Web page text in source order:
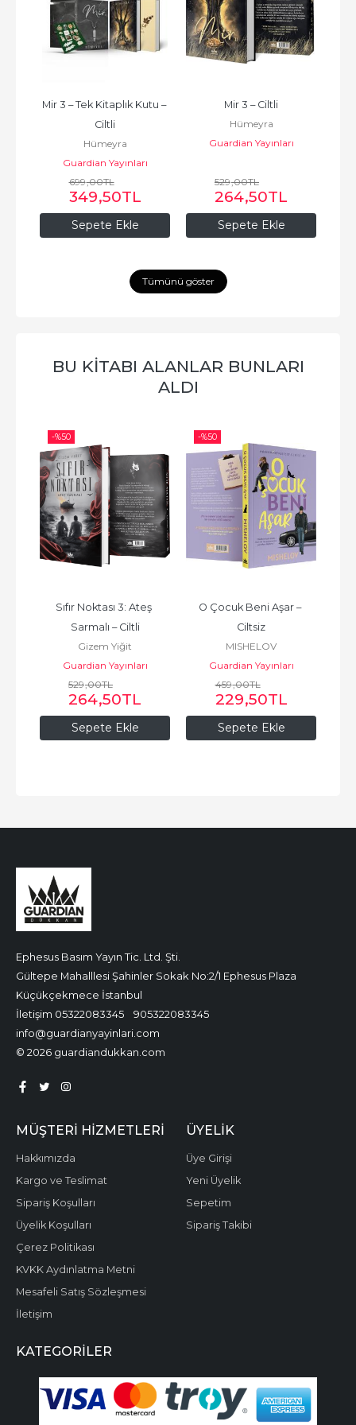
Sepete Ekle
Mir 3 – Tek Kitaplık Kutu –
Ciltli
Hümeyra
Guardian Yayınları
699,00TL
349,50TL
Sepete Ekle
Mir 3 – Ciltli
Hümeyra
Guardian Yayınları
529,00TL
264,50TL
Tümünü göster
BU KITABI ALANLAR BUNLARI
ALDI
-%50
Sepete Ekle
Sıfır Noktası 3: Ateş
Sarmalı – Ciltli
Gizem Yiğit
Guardian Yayınları
529,00TL
264,50TL
-%50
Sepete Ekle
O Çocuk Beni Aşar –
Ciltsiz
MISHELOV
Guardian Yayınları
459,00TL
229,50TL
Ephesus Basım Yayın Tic. Ltd. Şti.
Gültepe Mahalllesi Şahinler Sokak No:2/1 Ephesus Plaza
Küçükçekmece İstanbul
İletişim 05322083345
905322083345
info@guardianyayinlari.com
© 2026 guardiandukkan.com
MÜŞTERI HIZMETLERI
Hakkımızda
Kargo ve Teslimat
Sipariş Koşulları
Üyelik Koşulları
Çerez Politikası
KVKK Aydınlatma Metni
Mesafeli Satış Sözleşmesi
İletişim
ÜYELIK
Üye Girişi
Yeni Üyelik
Sepetim
Sipariş Takibi
KATEGORILER